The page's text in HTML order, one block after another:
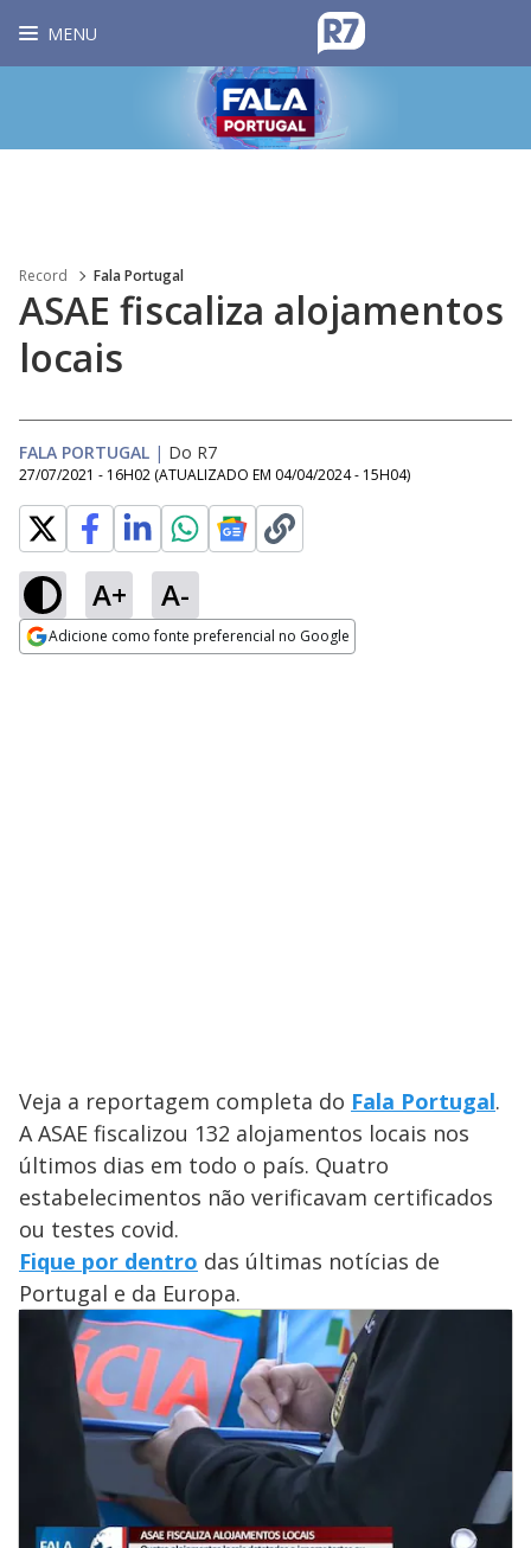
MENU
Record Fala Portugal
ASAE fiscaliza alojamentos
locais
FALA PORTUGAL | Do R7
27/07/2021 - 16H02 (ATUALIZADO EM 04/04/2024 - 15H04)
A+ A-
Adicione como fonte preferencial no Google
Veja a reportagem completa do Fala Portugal.
A ASAE fiscalizou 132 alojamentos locais nos
últimos dias em todo o país. Quatro
estabelecimentos não verificavam certificados
ou testes covid.
Fique por dentro das últimas notícias de
Portugal e da Europa.